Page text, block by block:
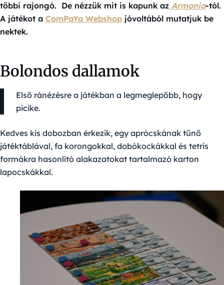
többi rajongó. De nézzük mit is kapunk az Armonia-tól.
A játékot a ComPaYa Webshop jóvoltából mutatjuk be
nektek.
Bolondos dallamok
Első ránézésre a játékban a legmeglepőbb, hogy
picike.
Kedves kis dobozban érkezik, egy aprócskának tűnő
játéktáblával, fa korongokkal, dobókockákkal és tetris
formákra hasonlító alakazatokat tartalmazó karton
lapocskákkal.